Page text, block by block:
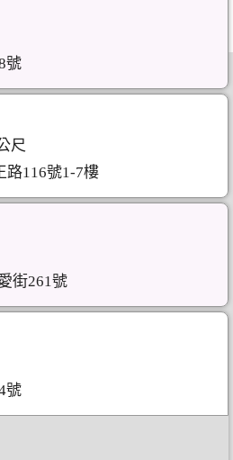
號
尺
路116號1-7樓
街261號
號